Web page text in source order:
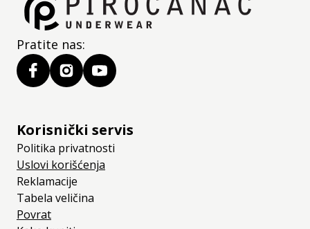
Pratite nas:
Korisnički servis
Politika privatnosti
Uslovi korišćenja
Reklamacije
Tabela veličina
Povrat